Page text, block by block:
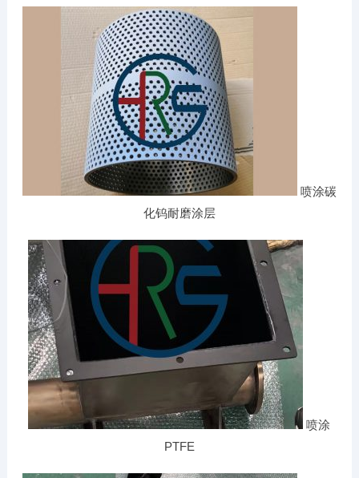
喷涂碳
化钨耐磨涂层
喷涂
PTFE